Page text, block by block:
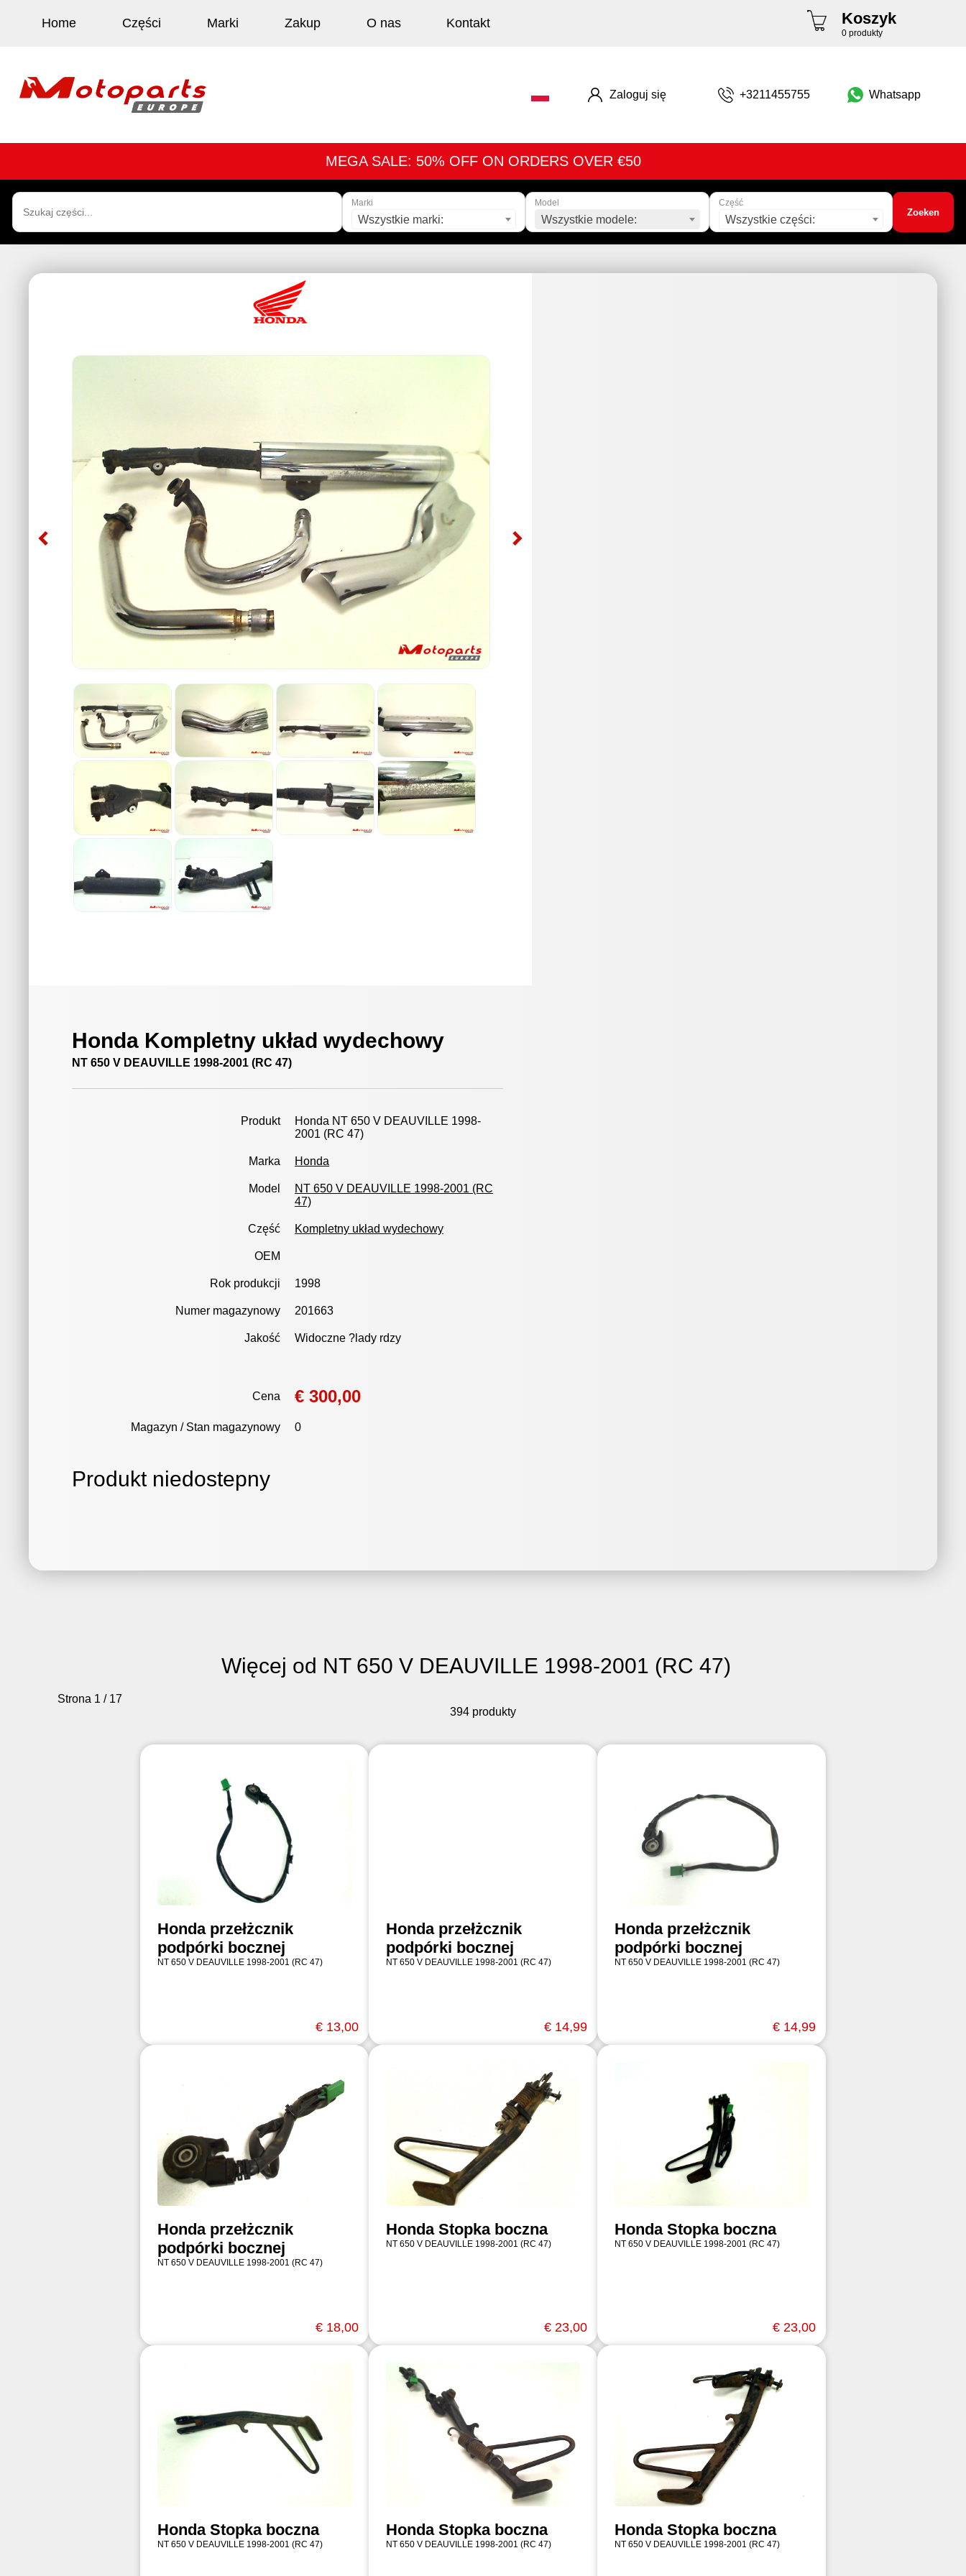
Koszyk
0 produkty
Home Części Marki Zakup O nas Kontakt
Whatsapp
+3211455755
Zaloguj się
MEGA SALE: 50% OFF ON ORDERS OVER €50
Marki
Wszystkie marki:
Model
Wszystkie modele:
Część
Wszystkie części:
Zoeken
Honda Kompletny układ wydechowy
NT 650 V DEAUVILLE 1998-2001 (RC 47)
Produkt
Honda NT 650 V DEAUVILLE 1998-
2001 (RC 47)
Marka Honda
Model
NT 650 V DEAUVILLE 1998-2001 (RC
47)
Część Kompletny układ wydechowy
OEM
Rok produkcji 1998
Numer magazynowy 201663
Jakość Widoczne ?lady rdzy
Cena € 300,00
Magazyn / Stan magazynowy 0
Produkt niedostepny
Więcej od NT 650 V DEAUVILLE 1998-2001 (RC 47)
Strona 1 / 17
394 produkty
Honda przełżcznik
podpórki bocznej
NT 650 V DEAUVILLE 1998-2001 (RC 47)
€ 13,00
Honda przełżcznik
podpórki bocznej
NT 650 V DEAUVILLE 1998-2001 (RC 47)
€ 14,99
Honda przełżcznik
podpórki bocznej
NT 650 V DEAUVILLE 1998-2001 (RC 47)
€ 14,99
Honda przełżcznik
podpórki bocznej
NT 650 V DEAUVILLE 1998-2001 (RC 47)
€ 18,00
Honda Stopka boczna
NT 650 V DEAUVILLE 1998-2001 (RC 47)
€ 23,00
Honda Stopka boczna
NT 650 V DEAUVILLE 1998-2001 (RC 47)
€ 23,00
Honda Stopka boczna
NT 650 V DEAUVILLE 1998-2001 (RC 47)
Honda Stopka boczna
NT 650 V DEAUVILLE 1998-2001 (RC 47)
Honda Stopka boczna
NT 650 V DEAUVILLE 1998-2001 (RC 47)